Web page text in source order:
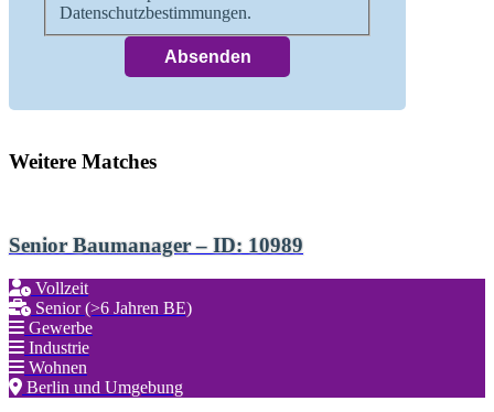
Datenschutzbestimmungen.
Weitere Matches
Senior Baumanager – ID: 10989
Vollzeit
Senior (>6 Jahren BE)
Gewerbe
Industrie
Wohnen
Berlin und Umgebung